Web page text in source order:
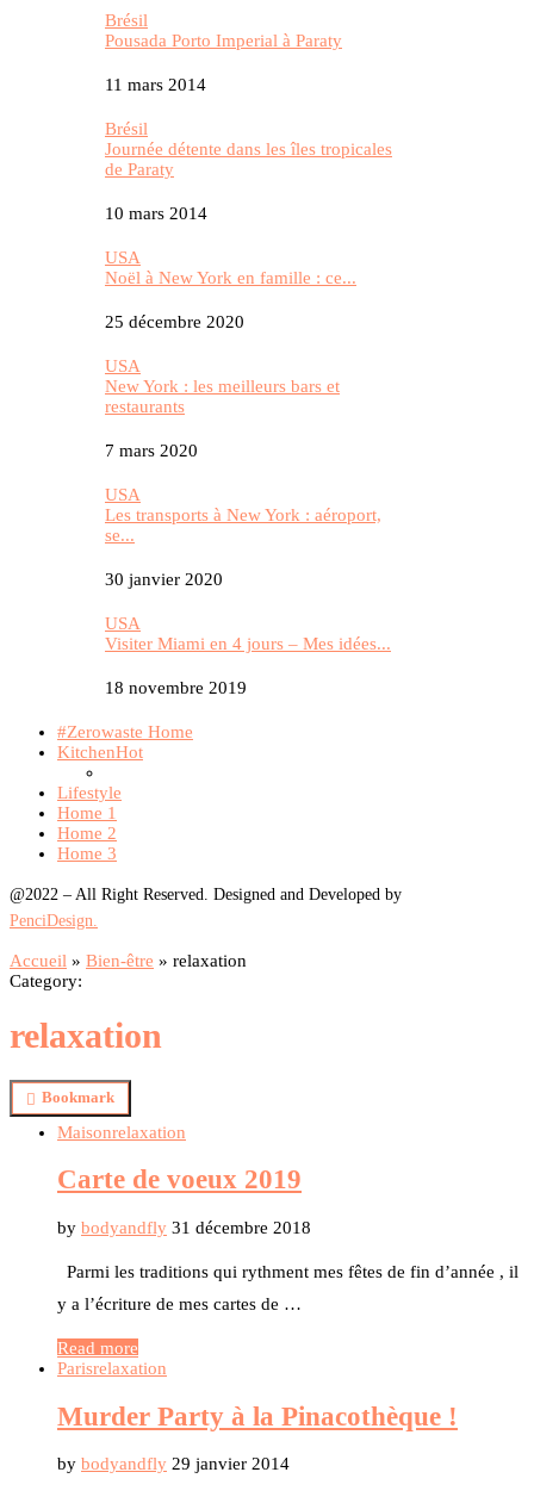
Brésil
Pousada Porto Imperial à Paraty
11 mars 2014
Brésil
Journée détente dans les îles tropicales
de Paraty
10 mars 2014
USA
Noël à New York en famille : ce...
25 décembre 2020
USA
New York : les meilleurs bars et
restaurants
7 mars 2020
USA
Les transports à New York : aéroport,
se...
30 janvier 2020
USA
Visiter Miami en 4 jours – Mes idées...
18 novembre 2019
#Zerowaste Home
KitchenHot
Lifestyle
Home 1
Home 2
Home 3
@2022 – All Right Reserved. Designed and Developed by
PenciDesign.
Accueil » Bien-être » relaxation
Category:
relaxation
Bookmark
Maisonrelaxation
Carte de voeux 2019
by bodyandfly 31 décembre 2018
Parmi les traditions qui rythment mes fêtes de fin d’année , il
y a l’écriture de mes cartes de …
Read more
Parisrelaxation
Murder Party à la Pinacothèque !
by bodyandfly 29 janvier 2014